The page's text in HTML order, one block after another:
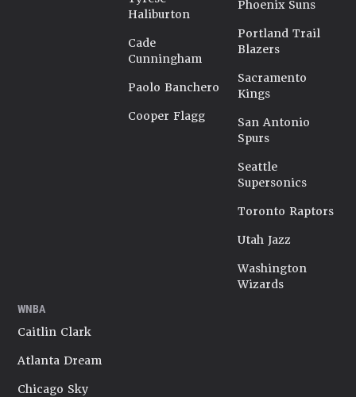
Haliburton
Cade
Cunningham
Paolo Banchero
Cooper Flagg
Phoenix Suns
Portland Trail
Blazers
Sacramento
Kings
San Antonio
Spurs
Seattle
Supersonics
Toronto Raptors
Utah Jazz
Washington
Wizards
WNBA
Caitlin Clark
Atlanta Dream
Chicago Sky